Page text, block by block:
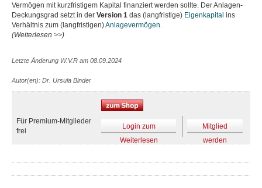
Vermögen mit kurzfristigem Kapital finanziert werden sollte. Der Anlagen-
Deckungsgrad setzt in der Version 1 das (langfristige) Eigenkapital ins
Verhältnis zum (langfristigen)Anlagevermögen.
(Weiterlesen >>)
Letzte Änderung W.V.R am 08.09.2024
Autor(en): Dr. Ursula Binder
Für Premium-Mitglieder
frei
Login zum
Weiterlesen
Mitglied
werden